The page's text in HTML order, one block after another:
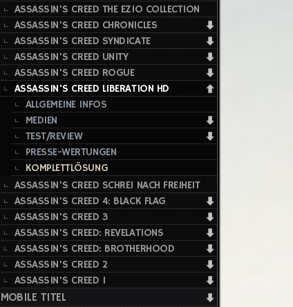
ASSASSIN'S CREED THE EZIO COLLECTION
ASSASSIN'S CREED CHRONICLES
ASSASSIN'S CREED SYNDICATE
ASSASSIN'S CREED UNITY
ASSASSIN'S CREED ROGUE
ASSASSIN'S CREED LIBERATION HD
ALLGEMEINE INFOS
MEDIEN
TEST/REVIEW
PRESSE-WERTUNGEN
KOMPLETTLÖSUNG
ASSASSIN'S CREED SCHREI NACH FREIHEIT
ASSASSIN'S CREED 4: BLACK FLAG
ASSASSIN'S CREED 3
ASSASSIN'S CREED: REVELATIONS
ASSASSIN'S CREED: BROTHERHOOD
ASSASSIN'S CREED 2
ASSASSIN'S CREED 1
MOBILE TITEL